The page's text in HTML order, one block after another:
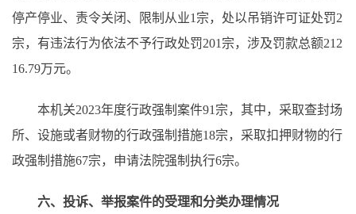
停产停业、责令关闭、限制从业1宗，处以吊销许可证处罚2
宗，有违法行为依法不予行政处罚201宗，涉及罚款总额212
16.79万元。
本机关2023年度行政强制案件91宗，其中，采取查封场
所、设施或者财物的行政强制措施18宗，采取扣押财物的行
政强制措施67宗，申请法院强制执行6宗。
六、投诉、举报案件的受理和分类办理情况